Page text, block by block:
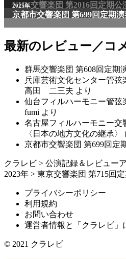
NHK交響楽団 第2016回定期公
2025年
京都市交響楽団 第699回定期
最新のレビュー／コ
群馬交響楽団 第608回定期
兵庫芸術文化センター管弦
高田 二三夫 より
仙台フィルハーモニー管弦
fumi より
名古屋フィルハーモニー交
〈日本の地方文化の継承〉
京都市交響楽団 第699回定
クラレビ > 公演記録＆レビュー
2023年 > 東京交響楽団 第715回
プライバシーポリシー
利用規約
お問い合わせ
運営者情報と「クラレビ」
© 2021 クラレビ